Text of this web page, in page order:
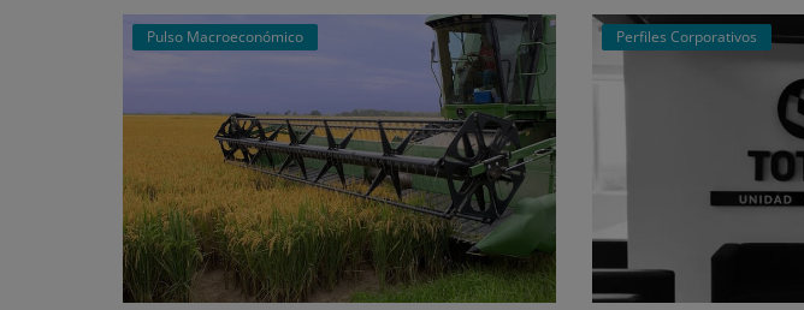
Pulso Macroeconómico Perfiles Corporativos